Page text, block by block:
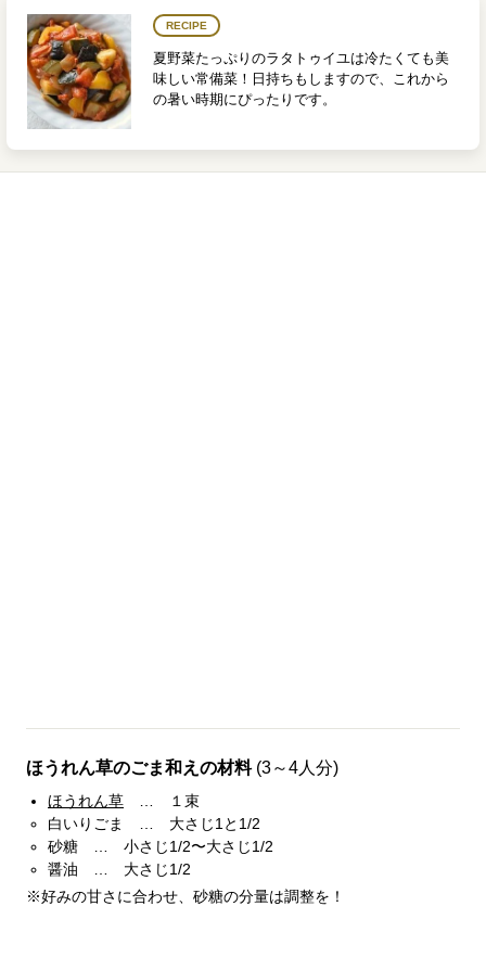
RECIPE
夏野菜たっぷりのラタトゥイユは冷たくても美
味しい常備菜！日持ちもしますので、これから
の暑い時期にぴったりです。
ほうれん草のごま和えの材料 (3～4人分)
ほうれん草 … １束
白いりごま … 大さじ1と1/2
砂糖 … 小さじ1/2〜大さじ1/2
醤油 … 大さじ1/2
※好みの甘さに合わせ、砂糖の分量は調整を！